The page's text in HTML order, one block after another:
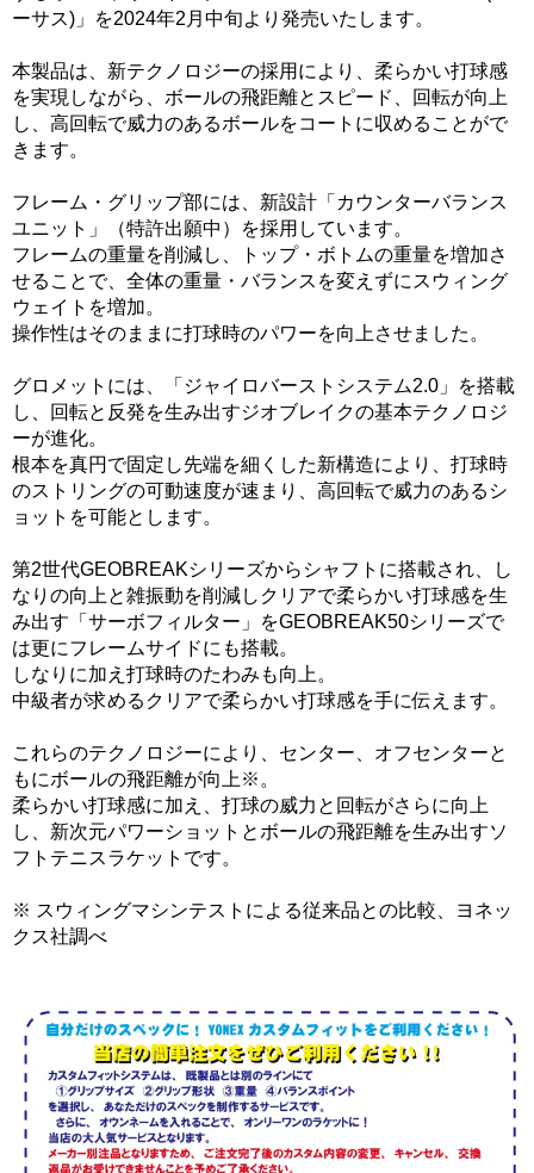
ーサス)」を2024年2月中旬より発売いたします。
本製品は、新テクノロジーの採用により、柔らかい打球感
を実現しながら、ボールの飛距離とスピード、回転が向上
し、高回転で威力のあるボールをコートに収めることがで
きます。
フレーム・グリップ部には、新設計「カウンターバランス
ユニット」（特許出願中）を採用しています。
フレームの重量を削減し、トップ・ボトムの重量を増加さ
せることで、全体の重量・バランスを変えずにスウィング
ウェイトを増加。
操作性はそのままに打球時のパワーを向上させました。
グロメットには、「ジャイロバーストシステム2.0」を搭載
し、回転と反発を生み出すジオブレイクの基本テクノロジ
ーが進化。
根本を真円で固定し先端を細くした新構造により、打球時
のストリングの可動速度が速まり、高回転で威力のあるシ
ョットを可能とします。
第2世代GEOBREAKシリーズからシャフトに搭載され、し
なりの向上と雑振動を削減しクリアで柔らかい打球感を生
み出す「サーボフィルター」をGEOBREAK50シリーズで
は更にフレームサイドにも搭載。
しなりに加え打球時のたわみも向上。
中級者が求めるクリアで柔らかい打球感を手に伝えます。
これらのテクノロジーにより、センター、オフセンターと
もにボールの飛距離が向上※。
柔らかい打球感に加え、打球の威力と回転がさらに向上
し、新次元パワーショットとボールの飛距離を生み出すソ
フトテニスラケットです。
※ スウィングマシンテストによる従来品との比較、ヨネッ
クス社調べ